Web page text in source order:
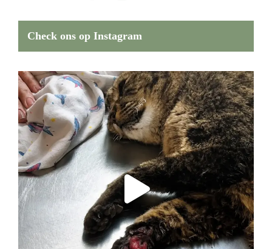
Check ons op Instagram